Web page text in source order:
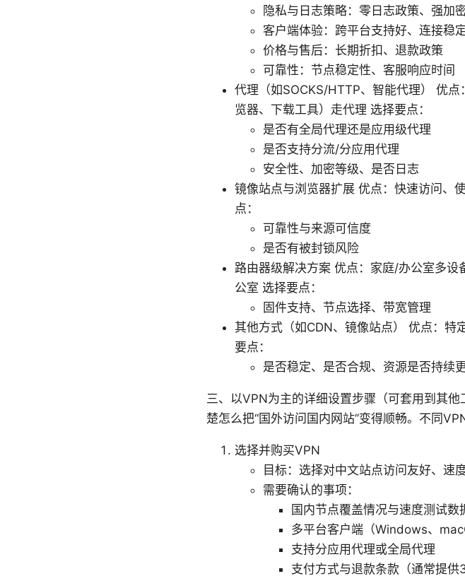
隐私与日志策略：零日志政策、强加
客户端体验：跨平台支持好、连接稳
价格与售后：长期折扣、退款政策
可靠性：节点稳定性、客服响应时间
代理（如SOCKS/HTTP、智能代理） 优
览器、下载工具）走代理 选择要点：
是否有全局代理还是应用级代理
是否支持分流/分应用代理
安全性、加密等级、是否日志
镜像站点与浏览器扩展 优点：快速访问、
点：
可靠性与来源可信度
是否有被封锁风险
路由器级解决方案 优点：家庭/办公室多
公室 选择要点：
固件支持、节点选择、带宽管理
其他方式（如CDN、镜像站点） 优点：特
要点：
是否稳定、是否合规、资源是否持续
三、以VPN为主的详细设置步骤（可套用到其
楚怎么把“国外访问国内网站”变得顺畅。不同
选择并购买VPN
目标：选择对中文站点访问友好、速
需要确认的事项：
国内节点覆盖情况与速度测试数
多平台客户端（Windows、
支持分应用代理或全局代理
支付方式与退款条款（通常提供